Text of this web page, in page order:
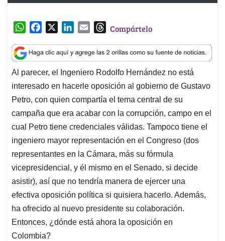
W
a
t
s
A
p
p
c
e
b
o
o
k
n
k
e
d
I
n
a
i
l
T
r
e
a
d
s
Compártelo
Al parecer, el Ingeniero Rodolfo Hernández no está
interesado en hacerle oposición al gobierno de Gustavo
Petro, con quien compartía el tema central de su
campaña que era acabar con la corrupción, campo en el
cual Petro tiene credenciales válidas. Tampoco tiene el
ingeniero mayor representación en el Congreso (dos
representantes en la Cámara, más su fórmula
vicepresidencial, y él mismo en el Senado, si decide
asistir), así que no tendría manera de ejercer una
efectiva oposición política si quisiera hacerlo. Además,
ha ofrecido al nuevo presidente su colaboración.
Entonces, ¿dónde está ahora la oposición en
Colombia?